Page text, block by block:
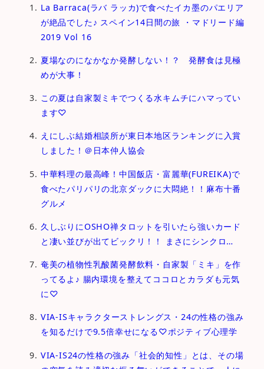
La Barraca(ラバ ラッカ)で食べたイカ墨のパエリア
が絶品でした♪ スペイン14日間の旅 ・マドリード編
2019 Vol 16
夏場なのになかなか発酵しない！？ 発酵食は見極
めが大事！
この夏は自家製ミキでつくる水キムチにハマってい
ます♡
えにしぶ結婚相談所が東日本地区ランキングに入賞
しました！＠日本仲人協会
中華料理の最高峰！中国飯店・富麗華(FUREIKA)で
食べたパリパリの北京ダックに大悶絶！！麻布十番
グルメ
久しぶりにOSHO禅タロットを引いたら強いカード
と凄い並びが出てビックリ！！ まさにシンクロ…
奄美の植物性乳酸菌発酵飲料・自家製「ミキ」を作
ってるよ♪ 腸内環境を整えてココロとカラダも元気
に♡
VIA-ISキャラクターストレングス・24の性格の強み
を知るだけで9.5倍幸せになる♡ポジティブ心理学
VIA-IS24の性格の強み「社会的知性」とは、その場